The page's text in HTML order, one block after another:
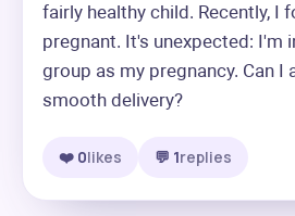
fairly healthy child. Recently, I
pregnant. It's unexpected: I'm
group as my pregnancy. Can I
smooth delivery?
❤️ 0likes 💬 1replies